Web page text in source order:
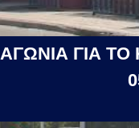
ΑΓΩΝΙΑ ΓΙΑ